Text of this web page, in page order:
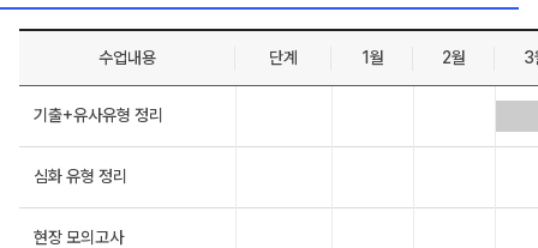
수업내용 단계 1월 2월 3
기출+유사유형 정리
심화 유형 정리
현장 모의고사